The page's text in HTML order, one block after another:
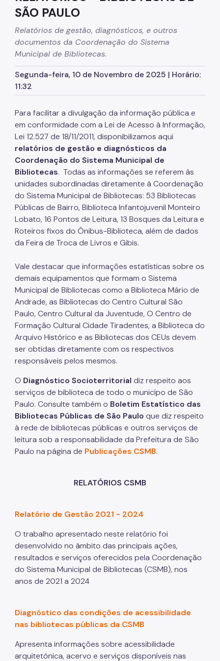
SÃO PAULO
Relatórios de gestão, diagnósticos, e outros
documentos da Coordenação do Sistema
Municipal de Bibliotecas.
Segunda-feira, 10 de Novembro de 2025 | Horário:
11:32
Para facilitar a divulgação da informação pública e
em conformidade com a Lei de Acesso à Informação,
Lei 12.527 de 18/11/2011, disponibilizamos aqui
relatórios de gestão e diagnósticos da
Coordenação do Sistema Municipal de
Bibliotecas. Todas as informações se referem às
unidades subordinadas diretamente à Coordenação
do Sistema Municipal de Bibliotecas: 53 Bibliotecas
Públicas de Bairro, Biblioteca Infantojuvenil Monteiro
Lobato, 16 Pontos de Leitura, 13 Bosques da Leitura e
Roteiros fixos do Ônibus-Biblioteca, além de dados
da Feira de Troca de Livros e Gibis.
Vale destacar que informações estatísticas sobre os
demais equipamentos que formam o Sistema
Municipal de Bibliotecas como a Biblioteca Mário de
Andrade, as Bibliotecas do Centro Cultural São
Paulo, Centro Cultural da Juventude, O Centro de
Formação Cultural Cidade Tiradentes, a Biblioteca do
Arquivo Histórico e as Bibliotecas dos CEUs devem
ser obtidas diretamente com os respectivos
responsáveis pelos mesmos.
O Diagnóstico Socioterritorial diz respeito aos
serviços de biblioteca de todo o municípo de São
Paulo. Consulte também o Boletim Estatístico das
Bibliotecas Públicas de São Paulo que diz respeito
à rede de bibliotecas públicas e outros serviços de
leitura sob a responsabilidade da Prefeitura de São
Paulo na página de Publicações CSMB.
RELATÓRIOS CSMB
Relatório de Gestão 2021 - 2024
O trabalho apresentado neste relatório foi
desenvolvido no âmbito das principais ações,
resultados e serviços oferecidos pela Coordenação
do Sistema Municipal de Bibliotecas (CSMB), nos
anos de 2021 a 2024
Diagnóstico das condições de acessibilidade
nas bibliotecas públicas da CSMB
Apresenta informações sobre acessibilidade
arquitetônica, acervo e serviços disponíveis nas